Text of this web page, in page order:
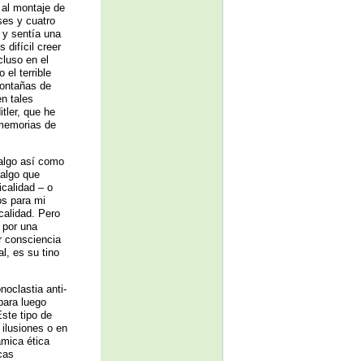
montaje de
y cuatro
y sentía una
difícil creer
en el
el terrible
de
tales
que he
de
así como
que
– o
para mi
Pero
una
consciencia
es su tino
anti-
luego
tipo de
o en
ética